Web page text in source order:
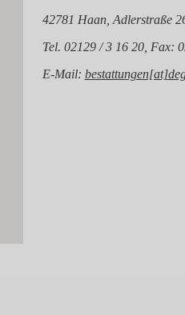
42781 Haan, Adlerstraße
Tel. 02129 / 3 16 20, Fax:
E-Mail: